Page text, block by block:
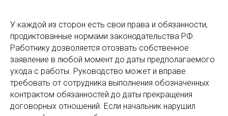
У каждой из сторон есть свои права и обязанности,
продиктованные нормами законодательства РФ.
Работнику дозволяется отозвать собственное
заявление в любой момент до даты предполагаемого
ухода с работы. Руководство может и вправе
требовать от сотрудника выполнения обозначенных
контрактом обязанностей до даты прекращения
договорных отношений. Если начальник нарушил